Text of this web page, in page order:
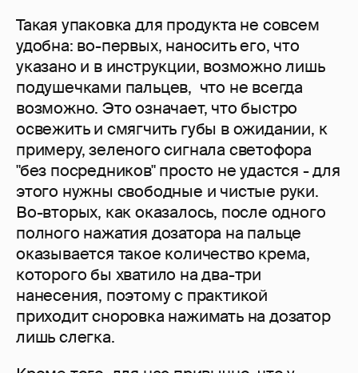
Такая упаковка для продукта не совсем
удобна: во-первых, наносить его, что
указано и в инструкции, возможно лишь
подушечками пальцев, что не всегда
возможно. Это означает, что быстро
освежить и смягчить губы в ожидании, к
примеру, зеленого сигнала светофора
"без посредников" просто не удастся - для
этого нужны свободные и чистые руки.
Во-вторых, как оказалось, после одного
полного нажатия дозатора на пальце
оказывается такое количество крема,
которого бы хватило на два-три
нанесения, поэтому с практикой
приходит сноровка нажимать на дозатор
лишь слегка.